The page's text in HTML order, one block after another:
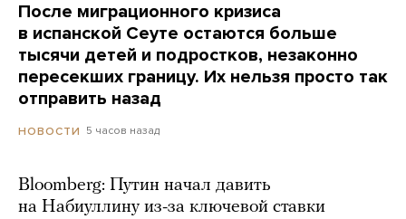
После миграционного кризиса
в испанской Сеуте остаются больше
тысячи детей и подростков, незаконно
пересекших границу. Их нельзя просто так
отправить назад
НОВОСТИ 5 часов назад
Bloomberg: Путин начал давить
на Набиуллину из-за ключевой ставки